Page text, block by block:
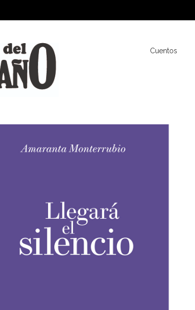
Cuentos